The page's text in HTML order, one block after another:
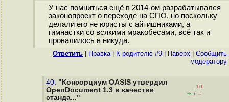
У нас помниться ещё в 2014-ом разрабатывался
законопроект о переходе на СПО, но поскольку
делали его не юристы с айтишниками, а
гимнастки со всякими мракобесами, всё так и
провалилось в никуда.
Ответить Правка| К родителю #9 Наверх
Cообщить
модератору
40. "Консорциум OASIS утвердил
OpenDocument 1.3 в качестве
станда..."
–10
+ / –